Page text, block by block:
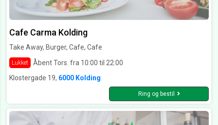
Cafe Carma Kolding
Take Away, Burger, Cafe, Cafe
Lukket
Åbent Tors. fra 10:00 til 22:00
Klostergade 19, 6000 Kolding
Ring og bestil